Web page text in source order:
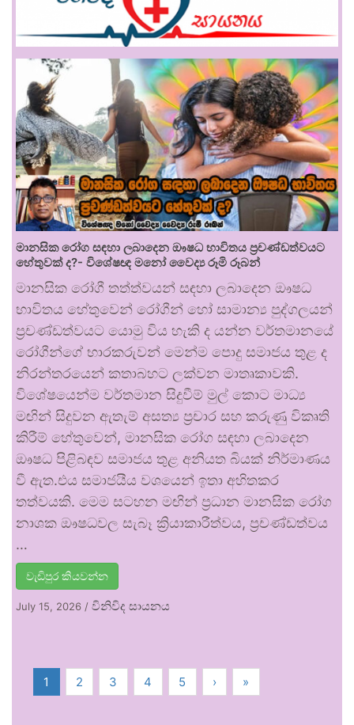
මානසික රෝග සඳහා ලබාදෙන ඖෂධ භාවිතය ප්‍රචණ්ඩත්වයට
හේතුවක් ද?- විශේෂඥ මනෝ වෛද්‍ය රූමි රූබන්
මානසික රෝගී තත්ත්වයන් සඳහා ලබාදෙන ඖෂධ
භාවිතය හේතුවෙන් රෝගීන් හෝ සාමාන්‍ය පුද්ගලයන්
ප්‍රචණ්ඩත්වයට යොමු විය හැකි ද යන්න වර්තමානයේ
රෝගීන්ගේ භාරකරුවන් මෙන්ම පොදු සමාජය තුළ ද
නිරන්තරයෙන් කතාබහට ලක්වන මාතෘකාවකි.
විශේෂයෙන්ම වර්තමාන සිදුවීම් මුල් කොට මාධ්‍ය
මඟින් සිදුවන ඇතැම් අසත්‍ය ප්‍රචාර සහ කරුණු විකෘති
කිරීම් හේතුවෙන්, මානසික රෝග සඳහා ලබාදෙන
ඖෂධ පිළිබඳව සමාජය තුළ අනියත බියක් නිර්මාණය
වී ඇත.එය සමාජයීය වශයෙන් ඉතා අහිතකර
තත්වයකි. මෙම සටහන මඟින් ප්‍රධාන මානසික රෝග
නාශක ඖෂධවල සැබෑ ක්‍රියාකාරීත්වය, ප්‍රචණ්ඩත්වය
…
වැඩිපුර කියවන්න
July 15, 2026 / විනිවිද සායනය
1 2 3 4 5 › »